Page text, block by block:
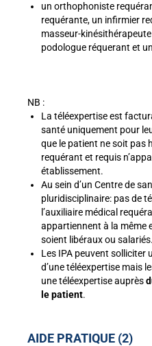
un orthophoniste
requérante, un infirmier
masseur-
podologue réquerant et
NB :
La téléexpertise est
santé uniquement pour
que le patient ne soit pas
requérant et requis
établissement.
Au sein d’un Centre de
pluridisciplinaire: pas de
l’auxiliaire médical
appartiennent à la même
soient libéraux ou salariés.
Les IPA peuvent solliciter
d’une téléexpertise mais
une téléexpertise auprès
le patient.
AIDE PRATIQUE (2)